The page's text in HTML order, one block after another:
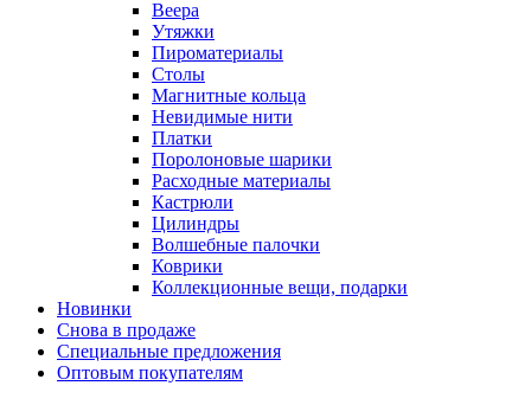
Веера
Утяжки
Пироматериалы
Столы
Магнитные кольца
Невидимые нити
Платки
Поролоновые шарики
Расходные материалы
Кастрюли
Цилиндры
Волшебные палочки
Коврики
Коллекционные вещи, подарки
Новинки
Снова в продаже
Специальные предложения
Оптовым покупателям